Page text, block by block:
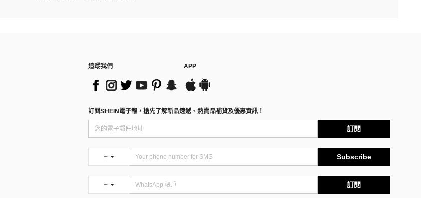
追蹤我們 APP
訂閱SHEIN電子報，搶先了解新品速遞、熱賣品補貨及優惠資訊！
訂閱
+ Subscribe
+ 訂閱